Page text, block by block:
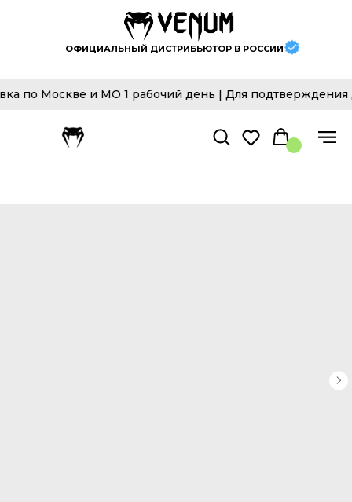
ОФИЦИАЛЬНЫЙ ДИСТРИБЬЮТОР В РОССИИ
Москве и МО 1 рабочий день | Для подтверждения